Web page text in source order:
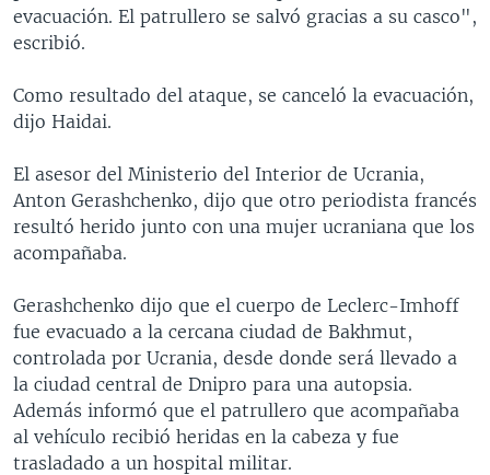
evacuación. El patrullero se salvó gracias a su casco",
escribió.
Como resultado del ataque, se canceló la evacuación,
dijo Haidai.
El asesor del Ministerio del Interior de Ucrania,
Anton Gerashchenko, dijo que otro periodista francés
resultó herido junto con una mujer ucraniana que los
acompañaba.
Gerashchenko dijo que el cuerpo de Leclerc-Imhoff
fue evacuado a la cercana ciudad de Bakhmut,
controlada por Ucrania, desde donde será llevado a
la ciudad central de Dnipro para una autopsia.
Además informó que el patrullero que acompañaba
al vehículo recibió heridas en la cabeza y fue
trasladado a un hospital militar.